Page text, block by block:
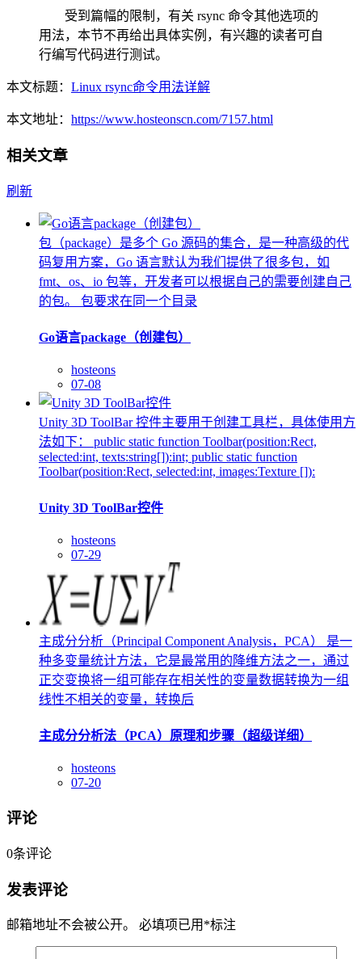
受到篇幅的限制，有关 rsync 命令其他选项的
用法，本节不再给出具体实例，有兴趣的读者可自
行编写代码进行测试。
本文标题： Linux rsync命令用法详解
本文地址： https://www.hosteonscn.com/7157.html
相关文章
刷新
包（package）是多个 Go 源码的集合，是一种高级的代
码复用方案，Go 语言默认为我们提供了很多包，如
fmt、os、io 包等，开发者可以根据自己的需要创建自己
的包。 包要求在同一个目录
Go语言package（创建包）
hosteons
07-08
Unity 3D ToolBar 控件主要用于创建工具栏，具体使用方
法如下： public static function Toolbar(position:Rect,
selected:int, texts:string[]):int; public static function
Toolbar(position:Rect, selected:int, images:Texture []):
Unity 3D ToolBar控件
hosteons
07-29
主成分分析（Principal Component Analysis，PCA） 是一
种多变量统计方法，它是最常用的降维方法之一，通过
正交变换将一组可能存在相关性的变量数据转换为一组
线性不相关的变量，转换后
主成分分析法（PCA）原理和步骤（超级详细）
hosteons
07-20
评论
0条评论
发表评论
邮箱地址不会被公开。 必填项已用 *标注